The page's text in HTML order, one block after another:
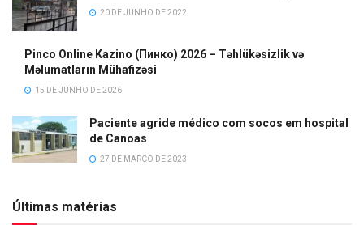
20 DE JUNHO DE 2022
Pinco Online Kazino (Пинко) 2026 – Təhlükəsizlik və
Məlumatların Mühafizəsi
15 DE JUNHO DE 2026
Paciente agride médico com socos em hospital
de Canoas
27 DE MARÇO DE 2023
Últimas matérias